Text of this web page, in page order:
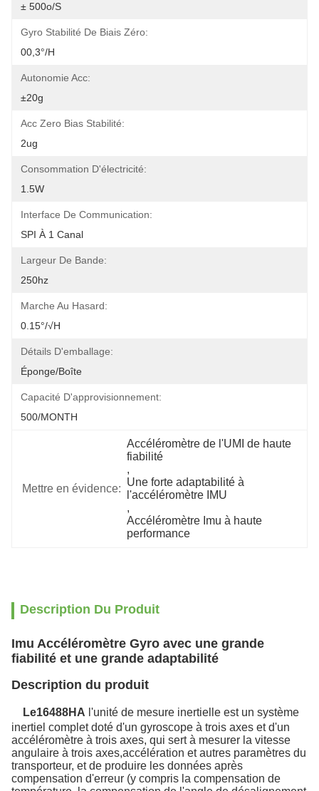
± 500o/s
Gyro Stabilité De Biais Zéro:
00,3°/h
Autonomie Acc:
±20g
Acc Zero Bias Stabilité:
2ug
Consommation D'électricité:
1.5W
Interface De Communication:
SPI À 1 Canal
Largeur De Bande:
250hz
Marche Au Hasard:
0.15°/√h
Détails D'emballage:
Éponge/boîte
Capacité D'approvisionnement:
500/MONTH
Mettre en évidence:
Accéléromètre de l'UMI de haute
fiabilité
,
Une forte adaptabilité à
l'accéléromètre IMU
,
Accéléromètre Imu à haute
performance
Description Du Produit
Imu Accéléromètre Gyro avec une grande
fiabilité et une grande adaptabilité
Description du produit
Le16488HA l'unité de mesure inertielle est un système
inertiel complet doté d'un gyroscope à trois axes et d'un
accéléromètre à trois axes, qui sert à mesurer la vitesse
angulaire à trois axes,accélération et autres paramètres du
transporteur, et de produire les données après
compensation d'erreur (y compris la compensation de